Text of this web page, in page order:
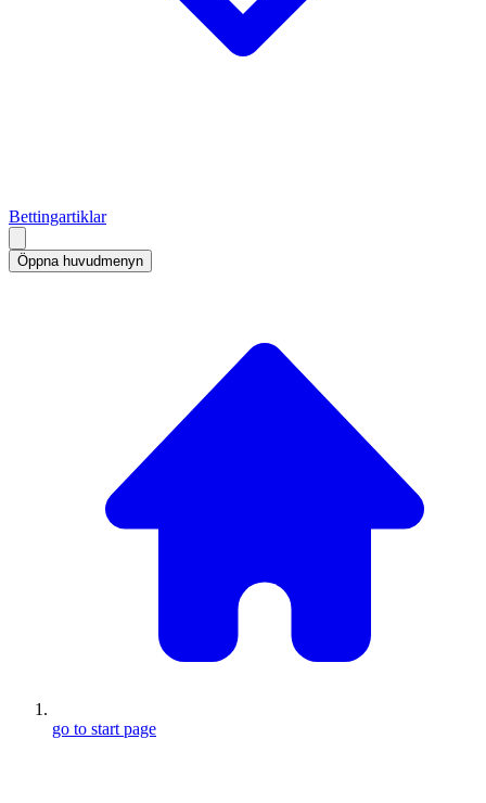
Bettingartiklar
Öppna huvudmenyn
go to start page